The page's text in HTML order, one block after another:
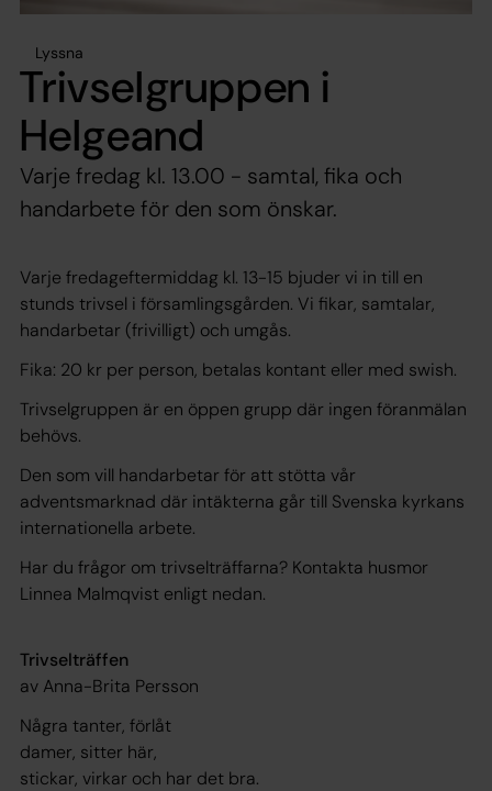
Lyssna
Trivselgruppen i
Helgeand
Varje fredag kl. 13.00 - samtal, fika och
handarbete för den som önskar.
Varje fredageftermiddag kl. 13-15 bjuder vi in till en
stunds trivsel i församlingsgården. Vi fikar, samtalar,
handarbetar (frivilligt) och umgås.
Fika: 20 kr per person, betalas kontant eller med swish.
Trivselgruppen är en öppen grupp där ingen föranmälan
behövs.
Den som vill handarbetar för att stötta vår
adventsmarknad där intäkterna går till Svenska kyrkans
internationella arbete.
Har du frågor om trivselträffarna? Kontakta husmor
Linnea Malmqvist enligt nedan.
Trivselträffen
av Anna-Brita Persson
Några tanter, förlåt
damer, sitter här,
stickar, virkar och har det bra.